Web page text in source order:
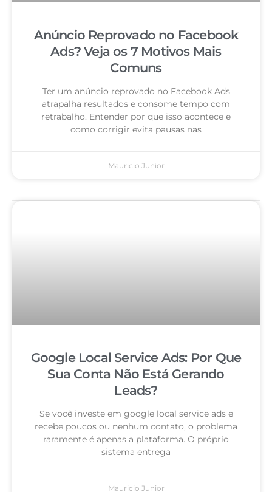
Anúncio Reprovado no Facebook
Ads? Veja os 7 Motivos Mais
Comuns
Ter um anúncio reprovado no Facebook Ads
atrapalha resultados e consome tempo com
retrabalho. Entender por que isso acontece e
como corrigir evita pausas nas
Mauricio Junior
Google Local Service Ads: Por Que
Sua Conta Não Está Gerando
Leads?
Se você investe em google local service ads e
recebe poucos ou nenhum contato, o problema
raramente é apenas a plataforma. O próprio
sistema entrega
Mauricio Junior